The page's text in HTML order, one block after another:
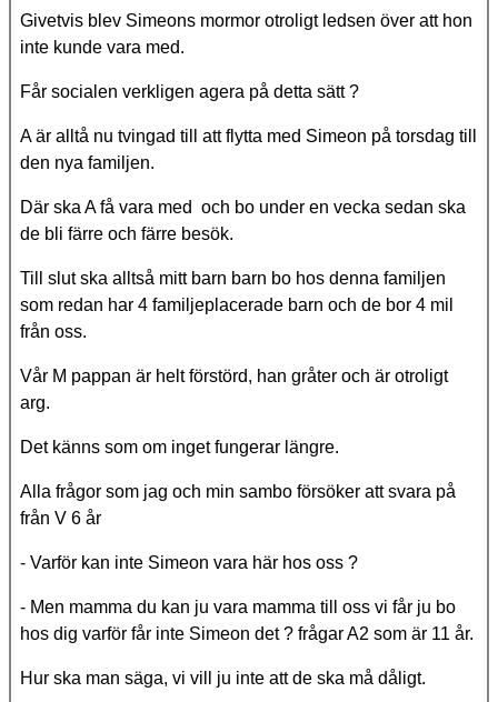
Givetvis blev Simeons mormor otroligt ledsen över att hon
inte kunde vara med.
Får socialen verkligen agera på detta sätt ?
A är alltå nu tvingad till att flytta med Simeon på torsdag till
den nya familjen.
Där ska A få vara med och bo under en vecka sedan ska
de bli färre och färre besök.
Till slut ska alltså mitt barn barn bo hos denna familjen
som redan har 4 familjeplacerade barn och de bor 4 mil
från oss.
Vår M pappan är helt förstörd, han gråter och är otroligt
arg.
Det känns som om inget fungerar längre.
Alla frågor som jag och min sambo försöker att svara på
från V 6 år
- Varför kan inte Simeon vara här hos oss ?
- Men mamma du kan ju vara mamma till oss vi får ju bo
hos dig varför får inte Simeon det ? frågar A2 som är 11 år.
Hur ska man säga, vi vill ju inte att de ska må dåligt.